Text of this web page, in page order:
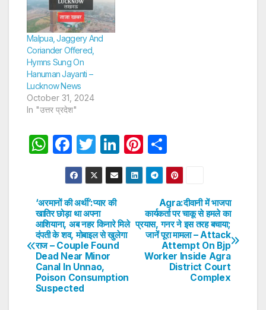
Malpua, Jaggery And
Coriander Offered,
Hymns Sung On
Hanuman Jayanti –
Lucknow News
October 31, 2024
In "उत्तर प्रदेश"
W
s
A
p
p
F
a
c
e
b
o
o
k
T
w
itt
er
Li
n
k
dI
n
Pi
nt
er
st
h
ar
e
Post
navigation
Agra:दीवानी में भाजपा
कार्यकर्ता पर चाकू से हमले का
प्रयास, गनर ने इस तरह बचाया;
जानें पूरा मामला – Attack
Attempt On Bjp
Worker Inside Agra
District Court
Complex
‘अरमानों की अर्थी’:प्यार की
खातिर छोड़ा था अपना
आशियाना, अब नहर किनारे मिले
दंपती के शव, मोबाइल से खुलेगा
राज – Couple Found
Dead Near Minor
Canal In Unnao,
Poison Consumption
Suspected